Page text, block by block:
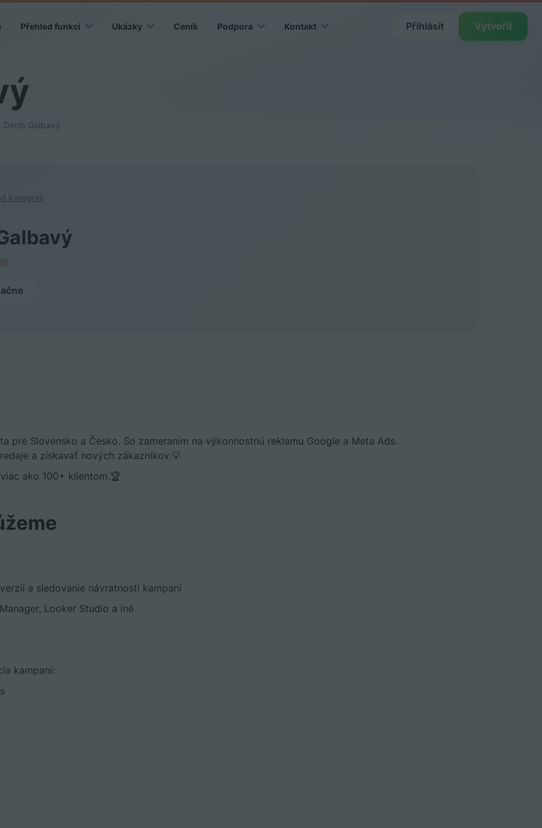
Přehled funkcí Ukázky Ceník Podpora Kontakt Přihlásit Vytvořit
Denis Galbavý
kategorií
pre Slovensko a Česko. So zameraním na výkonnostnú reklamu Google a Meta Ads.
a získavať nových zákazníkov.💡
ako 100+ klientom.🏆
a sledovanie návratnosti kampaní
Looker Studio a iné
kampaní: